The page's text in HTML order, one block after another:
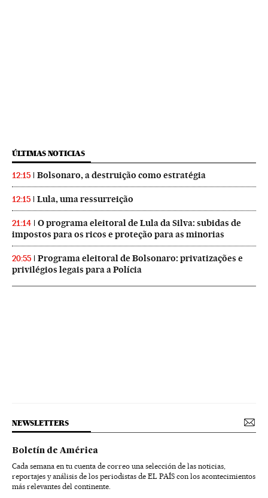
ÚLTIMAS NOTICIAS
12:15 Bolsonaro, a destruição como estratégia
12:15 Lula, uma ressurreição
21:14
O programa eleitoral de Lula da Silva: subidas de
impostos para os ricos e proteção para as minorias
20:55
Programa eleitoral de Bolsonaro: privatizações e
privilégios legais para a Polícia
NEWSLETTERS
Boletín de América
Cada semana en tu cuenta de correo una selección de las noticias,
reportajes y análisis de los periodistas de EL PAÍS con los acontecimientos
más relevantes del continente.